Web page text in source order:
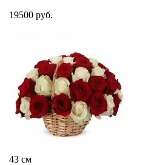
19500 руб.
43 см